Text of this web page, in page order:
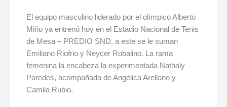
El equipo masculino liderado por el olímpico Alberto
Miño ya entrenó hoy en el Estadio Nacional de Tenis
de Mesa – PREDIO SND, a este se le suman
Emiliano Riofrio y Neycer Robalino. La rama
femenina la encabeza la experimentada Nathaly
Paredes, acompañada de Angélica Arellano y
Camila Rubio.